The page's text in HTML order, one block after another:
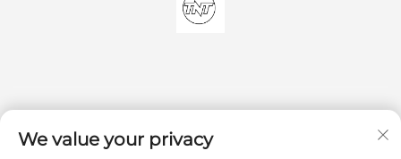
We value your privacy